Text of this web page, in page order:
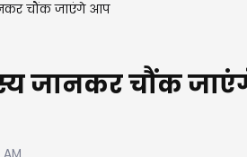
चौंक जाएंगे आप
जानकर चौंक